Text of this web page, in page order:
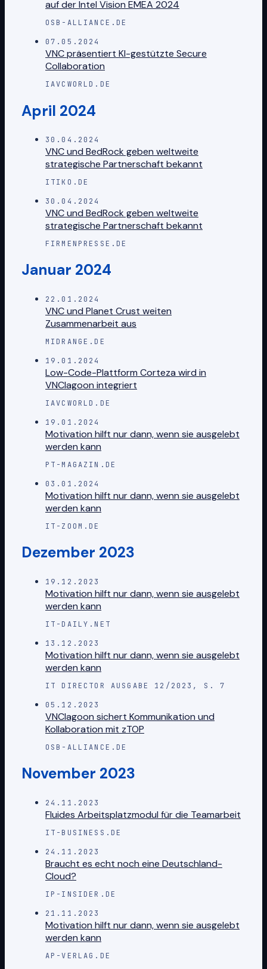
auf der Intel Vision EMEA 2024
OSB-ALLIANCE.DE
07.05.2024
VNC präsentiert KI-gestützte Secure
Collaboration
IAVCWORLD.DE
April 2024
30.04.2024
VNC und BedRock geben weltweite
strategische Partnerschaft bekannt
ITIKO.DE
30.04.2024
VNC und BedRock geben weltweite
strategische Partnerschaft bekannt
FIRMENPRESSE.DE
Januar 2024
22.01.2024
VNC und Planet Crust weiten
Zusammenarbeit aus
MIDRANGE.DE
19.01.2024
Low-Code-Plattform Corteza wird in
VNClagoon integriert
IAVCWORLD.DE
19.01.2024
Motivation hilft nur dann, wenn sie ausgelebt
werden kann
PT-MAGAZIN.DE
03.01.2024
Motivation hilft nur dann, wenn sie ausgelebt
werden kann
IT-ZOOM.DE
Dezember 2023
19.12.2023
Motivation hilft nur dann, wenn sie ausgelebt
werden kann
IT-DAILY.NET
13.12.2023
Motivation hilft nur dann, wenn sie ausgelebt
werden kann
IT DIRECTOR AUSGABE 12/2023, S. 7
05.12.2023
VNClagoon sichert Kommunikation und
Kollaboration mit zTOP
OSB-ALLIANCE.DE
November 2023
24.11.2023
Fluides Arbeitsplatzmodul für die Teamarbeit
IT-BUSINESS.DE
24.11.2023
Braucht es echt noch eine Deutschland-
Cloud?
IP-INSIDER.DE
21.11.2023
Motivation hilft nur dann, wenn sie ausgelebt
werden kann
AP-VERLAG.DE